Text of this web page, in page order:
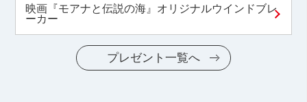
映画『モアナと伝説の海』オリジナルウインドブレ
ーカー
プレゼント一覧へ